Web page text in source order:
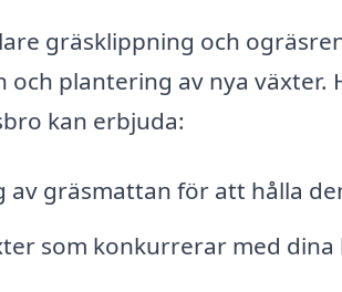
gräsklippning och
plantering av nya växter.
kan erbjuda:
av gräsmattan för att hålla
som konkurrerar med